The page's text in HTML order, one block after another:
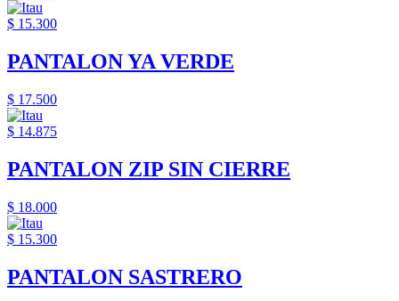
$ 15.300
PANTALON YA VERDE
$ 17.500
$ 14.875
PANTALON ZIP SIN CIERRE
$ 18.000
$ 15.300
PANTALON SASTRERO